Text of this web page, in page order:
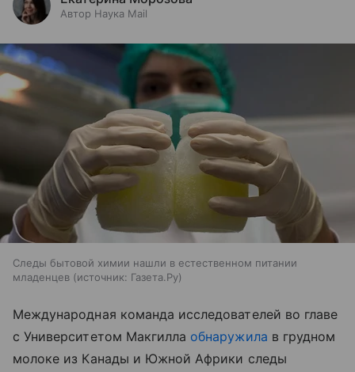
Автор Наука Mail
Следы бытовой химии нашли в естественном питании
младенцев
источник: Газета.Ру
Международная команда исследователей во главе
с Университетом Макгилла обнаружила в грудном
молоке из Канады и Южной Африки следы